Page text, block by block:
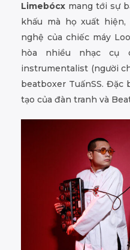
Limebócx mang tới sự
khấu mà họ xuất
nghệ của chiếc máy
hòa nhiều nhạc cụ
instrumentalist (người
beatboxer TuấnSS.
tạo của đàn tranh và